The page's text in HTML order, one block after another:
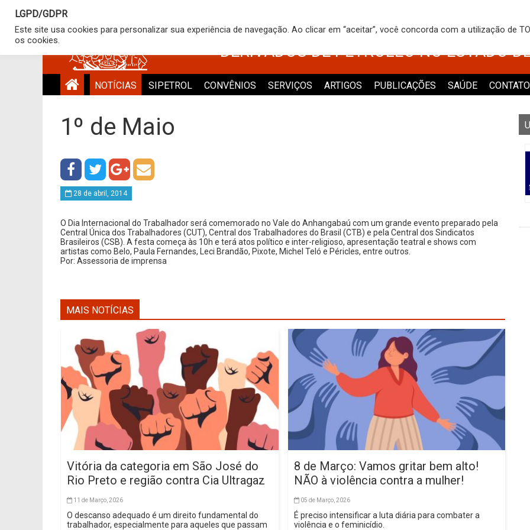
SINDICATO DOS TRABALHADORES NO
DERIVADOS DE PETRÓLEO NO ESTADO
NOTÍCIAS SIPETROL CONVÊNIOS SERVIÇOS ARTIGOS PUBLICAÇÕES SAÚDE CONTATO
1º de Maio
28 de abril, 2014
O Dia Internacional do Trabalhador será comemorado no Vale do Anhangabaú com um grande evento preparado pela
Central Única dos Trabalhadores (CUT), Central dos Trabalhadores do Brasil (CTB) e pela Central dos Sindicatos
Brasileiros (CSB). A festa começa às 10h e terá atos político e inter-religioso, apresentação teatral e shows com
artistas como Belo, Paula Fernandes, Leci Brandão, Pixote, Michel Teló e Péricles, entre outros.
Por: Assessoria de imprensa
MAIS NOTÍCIAS
Vitória da categoria em São José do
Rio Preto e região contra Cia Ultragaz
11 de Março, 2026
O descanso adequado é um direito fundamental do
trabalhador, especialmente para aqueles que passam
8 de Março: Vamos gritar bem alto!
NÃO à violência contra a mulher!
05 de Março, 2026
É preciso intensificar a luta diária para combater a
violência e o feminicídio.
LGPD/GDPR
Este site usa cookies para personalizar sua experiência de navegação. Ao clicar em “aceitar”, você concorda com a utilização de
os cookies.